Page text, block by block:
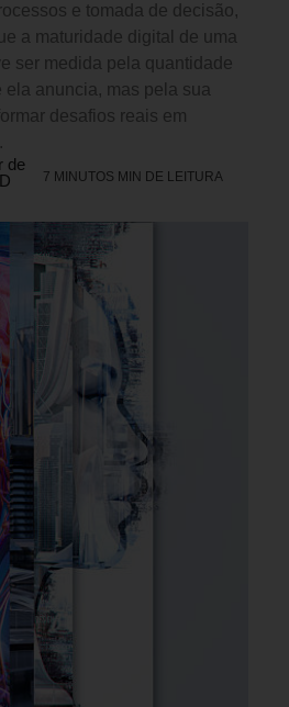
e tomada de decisão,
a maturidade digital de uma
ser medida pela quantidade
ela anuncia, mas pela sua
desafios reais em
de
7 MINUTOS MIN DE LEITURA